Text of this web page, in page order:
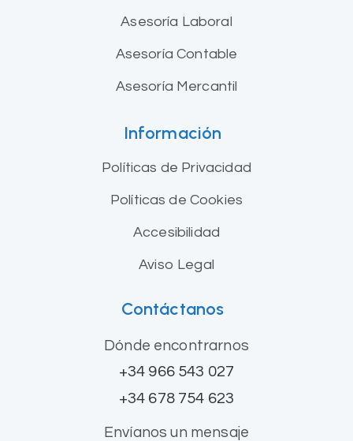
Asesoría Laboral
Asesoría Contable
Asesoría Mercantil
Información
Políticas de Privacidad
Políticas de Cookies
Accesibilidad
Aviso Legal
Contáctanos
Dónde encontrarnos
+34 966 543 027
+34 678 754 623
Envíanos un mensaje